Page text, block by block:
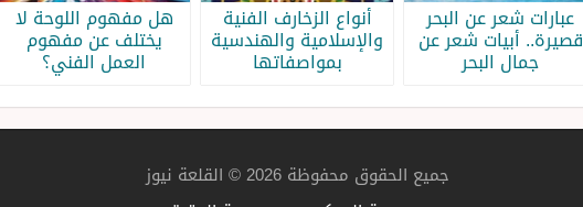
عبارات شعر عن البحر
قصيرة.. أبيات شعر عن
جمال البحر
أنواع الزخارف الفنية
والإسلامية والهندسية
بمواصفاتها
هل مفهوم اللوحة لا
يختلف عن مفهوم
العمل الفني؟
جميع الحقوق محفوظة 2026 © القلعة نيوز